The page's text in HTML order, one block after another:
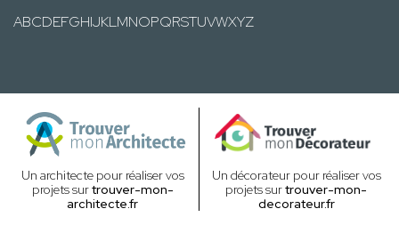
ABCDEFGHIJKLMNOPQRSTUVWXYZ
Un architecte pour réaliser vos
projets surtrouver-mon-
architecte.fr
Un décorateur pour réaliser vos
projets surtrouver-mon-
decorateur.fr